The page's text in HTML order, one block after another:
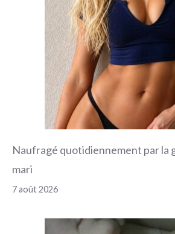
Naufragé quotidiennement par la
mari
7 août 2026